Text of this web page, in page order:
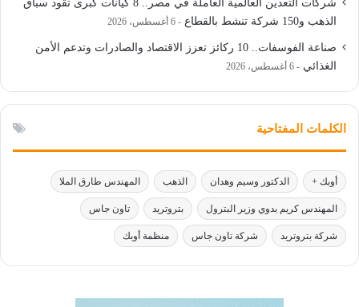
شركات التعدين العالمية العاملة في مصر.. 8 كيانات كبرى تقود سباق
الذهب و150 شركة تنشط بالقطاع
6 أغسطس، 2026
صناعة الفوسفات.. 10 ركائز تعزز الاقتصاد والصادرات وتدعم الأمن
الغذائي
6 أغسطس، 2026
الكلمات المفتاحية
أوبك + الدكتور وسيم وهدان الذهب المهندس طارق الملا
المهندس كريم بدوي وزير البترول بتروتريد تاون جاس
شركة بتروتريد شركة تاون جاس منظمة أوبك